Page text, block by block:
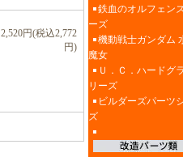
2,520円(税込2,772
円)
鉄血のオルフェン
ーズ
機動戦士ガンダム
魔女
Ｕ．Ｃ．ハードグ
リーズ
ビルダーズパーツ
ズ